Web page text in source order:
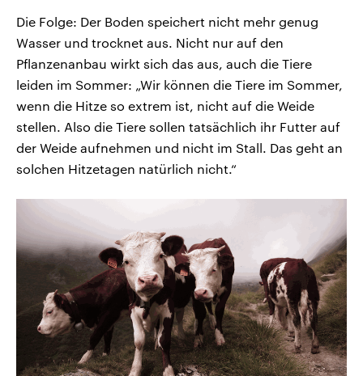
Die Folge: Der Boden speichert nicht mehr genug
Wasser und trocknet aus. Nicht nur auf den
Pflanzenanbau wirkt sich das aus, auch die Tiere
leiden im Sommer: „Wir können die Tiere im Sommer,
wenn die Hitze so extrem ist, nicht auf die Weide
stellen. Also die Tiere sollen tatsächlich ihr Futter auf
der Weide aufnehmen und nicht im Stall. Das geht an
solchen Hitzetagen natürlich nicht.“